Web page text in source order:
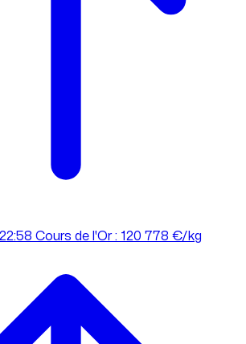
Cours de l'Or : 120 778 €/kg
Cours de l'Or : 120 778 €/kg